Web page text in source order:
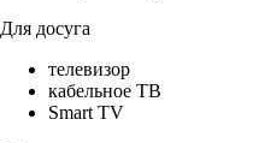
Для досуга
телевизор
кабельное ТВ
Smart TV